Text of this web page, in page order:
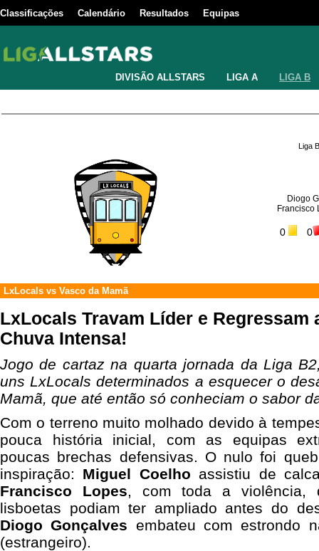
Classificações Calendário Resultados Equipas
DIVISÃO ALLSTARS LIGA A LIGA B
Liga
Diogo
Francisco
0 0
LxLocals vs Vasco da Mamã
LxLocals Travam Líder e Regressam
Chuva Intensa!
Jogo de cartaz na quarta jornada da Liga
uns LxLocals determinados a esquecer o
Mamã, que até então só conheciam o sabor
Com o terreno muito molhado devido à
pouca história inicial, com as equipas
poucas brechas defensivas. O nulo foi
inspiração: Miguel Coelho assistiu de
Francisco Lopes, com toda a violência,
lisboetas podiam ter ampliado antes do
Diogo Gonçalves embateu com estrondo
(estrangeiro).